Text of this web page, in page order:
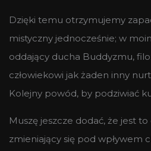
Dzięki temu otrzymujemy
mistyczny jednocześnie; w
oddający ducha Buddyzmu,
człowiekowi jak żaden inny
Kolejny powód, by podziwiać
Muszę jeszcze dodać, że jest
zmieniający się pod wpływem